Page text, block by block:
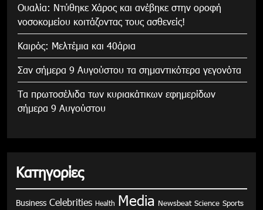
Ουαλία: Ντύθηκε Χάρος και ανέβηκε στην οροφή
νοσοκομείου κοιτάζοντας τους ασθενείς!
Καιρός: Μελτέμια και 40άρια
Σαν σήμερα 9 Αυγούστου τα σημαντικότερα γεγονότα
Τα πρωτοσέλιδα των κυριακάτικων εφημερίδων
σήμερα 9 Αυγούστου
Κατηγορίες
Business Celebrities Health Media Newsbeat Science Sports